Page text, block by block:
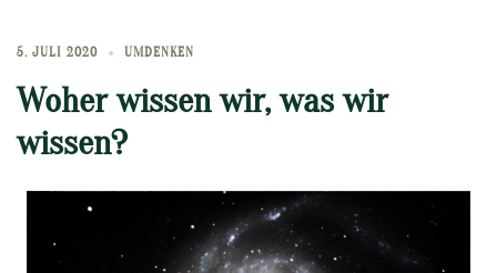
5. JULI 2020 UMDENKEN
Woher wissen wir, was wir
wissen?